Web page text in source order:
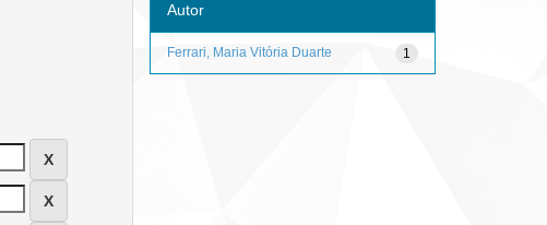
Autor
1
Ferrari, Maria Vitória Duarte